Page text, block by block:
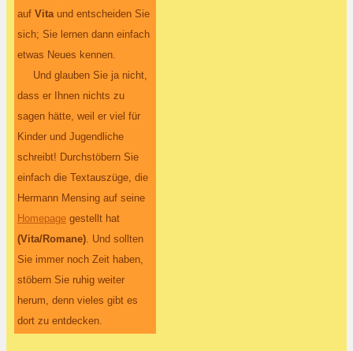
auf Vita und entscheiden Sie
sich; Sie lernen dann einfach
etwas Neues kennen.
Und glauben Sie ja nicht,
dass er Ihnen nichts zu
sagen hätte, weil er viel für
Kinder und Jugendliche
schreibt! Durchstöbern Sie
einfach die Textauszüge, die
Hermann Mensing auf seine
Homepage gestellt hat
(Vita/Romane). Und sollten
Sie immer noch Zeit haben,
stöbern Sie ruhig weiter
herum, denn vieles gibt es
dort zu entdecken.